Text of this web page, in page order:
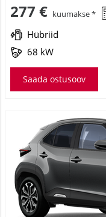
277 € kuumakse *
Hübriid
68 kW
Saada ostusoov